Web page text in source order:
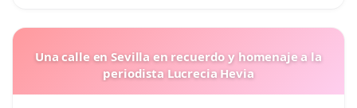
Una calle en Sevilla en recuerdo y homenaje a la
periodista Lucrecia Hevia